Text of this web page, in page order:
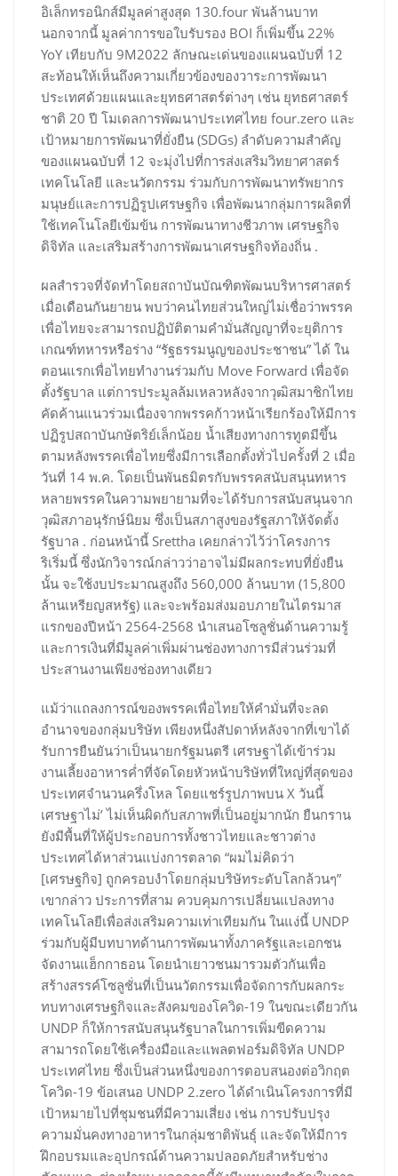
อิเล็กทรอนิกส์มีมูลค่าสูงสุด 130.four พันล้านบาท
นอกจากนี้ มูลค่าการขอใบรับรอง BOI ก็เพิ่มขึ้น 22%
YoY เทียบกับ 9M2022 ลักษณะเด่นของแผนฉบับที่ 12
สะท้อนให้เห็นถึงความเกี่ยวข้องของวาระการพัฒนา
ประเทศด้วยแผนและยุทธศาสตร์ต่างๆ เช่น ยุทธศาสตร์
ชาติ 20 ปี โมเดลการพัฒนาประเทศไทย four.zero และ
เป้าหมายการพัฒนาที่ยั่งยืน (SDGs) ลำดับความสำคัญ
ของแผนฉบับที่ 12 จะมุ่งไปที่การส่งเสริมวิทยาศาสตร์
เทคโนโลยี และนวัตกรรม ร่วมกับการพัฒนาทรัพยากร
มนุษย์และการปฏิรูปเศรษฐกิจ เพื่อพัฒนากลุ่มการผลิตที่
ใช้เทคโนโลยีเข้มข้น การพัฒนาทางชีวภาพ เศรษฐกิจ
ดิจิทัล และเสริมสร้างการพัฒนาเศรษฐกิจท้องถิ่น .
ผลสำรวจที่จัดทำโดยสถาบันบัณฑิตพัฒนบริหารศาสตร์
เมื่อเดือนกันยายน พบว่าคนไทยส่วนใหญ่ไม่เชื่อว่าพรรค
เพื่อไทยจะสามารถปฏิบัติตามคำมั่นสัญญาที่จะยุติการ
เกณฑ์ทหารหรือร่าง “รัฐธรรมนูญของประชาชน” ได้ ใน
ตอนแรกเพื่อไทยทำงานร่วมกับ Move Forward เพื่อจัด
ตั้งรัฐบาล แต่การประมูลล้มเหลวหลังจากวุฒิสมาชิกไทย
คัดค้านแนวร่วมเนื่องจากพรรคก้าวหน้าเรียกร้องให้มีการ
ปฏิรูปสถาบันกษัตริย์เล็กน้อย น้ำเสียงทางการทูตมีขึ้น
ตามหลังพรรคเพื่อไทยซึ่งมีการเลือกตั้งทั่วไปครั้งที่ 2 เมื่อ
วันที่ 14 พ.ค. โดยเป็นพันธมิตรกับพรรคสนับสนุนทหาร
หลายพรรคในความพยายามที่จะได้รับการสนับสนุนจาก
วุฒิสภาอนุรักษ์นิยม ซึ่งเป็นสภาสูงของรัฐสภาให้จัดตั้ง
รัฐบาล . ก่อนหน้านี้ Srettha เคยกล่าวไว้ว่าโครงการ
ริเริ่มนี้ ซึ่งนักวิจารณ์กล่าวว่าอาจไม่มีผลกระทบที่ยั่งยืน
นั้น จะใช้งบประมาณสูงถึง 560,000 ล้านบาท (15,800
ล้านเหรียญสหรัฐ) และจะพร้อมส่งมอบภายในไตรมาส
แรกของปีหน้า 2564-2568 นำเสนอโซลูชั่นด้านความรู้
และการเงินที่มีมูลค่าเพิ่มผ่านช่องทางการมีส่วนร่วมที่
ประสานงานเพียงช่องทางเดียว
แม้ว่าแถลงการณ์ของพรรคเพื่อไทยให้คำมั่นที่จะลด
อำนาจของกลุ่มบริษัท เพียงหนึ่งสัปดาห์หลังจากที่เขาได้
รับการยืนยันว่าเป็นนายกรัฐมนตรี เศรษฐาได้เข้าร่วม
งานเลี้ยงอาหารค่ำที่จัดโดยหัวหน้าบริษัทที่ใหญ่ที่สุดของ
ประเทศจำนวนครึ่งโหล โดยแชร์รูปภาพบน X วันนี้
เศรษฐาไม่’ ไม่เห็นผิดกับสภาพที่เป็นอยู่มากนัก ยืนกราน
ยังมีพื้นที่ให้ผู้ประกอบการทั้งชาวไทยและชาวต่าง
ประเทศได้หาส่วนแบ่งการตลาด “ผมไม่คิดว่า
[เศรษฐกิจ] ถูกครอบงำโดยกลุ่มบริษัทระดับโลกล้วนๆ”
เขากล่าว ประการที่สาม ควบคุมการเปลี่ยนแปลงทาง
เทคโนโลยีเพื่อส่งเสริมความเท่าเทียมกัน ในแง่นี้ UNDP
ร่วมกับผู้มีบทบาทด้านการพัฒนาทั้งภาครัฐและเอกชน
จัดงานแฮ็กกาธอน โดยนำเยาวชนมารวมตัวกันเพื่อ
สร้างสรรค์โซลูชั่นที่เป็นนวัตกรรมเพื่อจัดการกับผลกระ
ทบทางเศรษฐกิจและสังคมของโควิด-19 ในขณะเดียวกัน
UNDP ก็ให้การสนับสนุนรัฐบาลในการเพิ่มขีดความ
สามารถโดยใช้เครื่องมือและแพลตฟอร์มดิจิทัล UNDP
ประเทศไทย ซึ่งเป็นส่วนหนึ่งของการตอบสนองต่อวิกฤต
โควิด-19 ข้อเสนอ UNDP 2.zero ได้ดำเนินโครงการที่มี
เป้าหมายไปที่ชุมชนที่มีความเสี่ยง เช่น การปรับปรุง
ความมั่นคงทางอาหารในกลุ่มชาติพันธุ์ และจัดให้มีการ
ฝึกอบรมและอุปกรณ์ด้านความปลอดภัยสำหรับช่าง